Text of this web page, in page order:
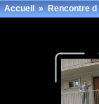
Accueil»Rencontre